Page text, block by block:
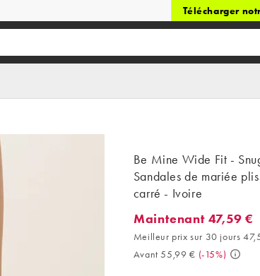
Télécharger
Be Mine Wide Fit -
Sandales de mariée
carré - Ivoire
Maintenant 47,59 €.
Maintenant 47,59 €
Meilleur prix sur 30 jours
Avant 55,99 € (-15%)